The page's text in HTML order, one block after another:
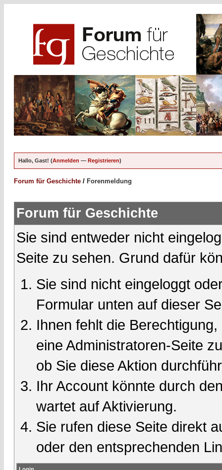
Hallo, Gast! (Anmelden — Registrieren)
Forum für Geschichte / Forenmeldung
Forum für Geschichte
Sie sind entweder nicht
Seite zu sehen. Grund dafür
Sie sind nicht eingeloggt
Formular unten auf dieser
Ihnen fehlt die
eine Administratoren-Seite
ob Sie diese Aktion
Ihr Account könnte durch
wartet auf Aktivierung.
Sie rufen diese Seite direkt
oder den entsprechenden